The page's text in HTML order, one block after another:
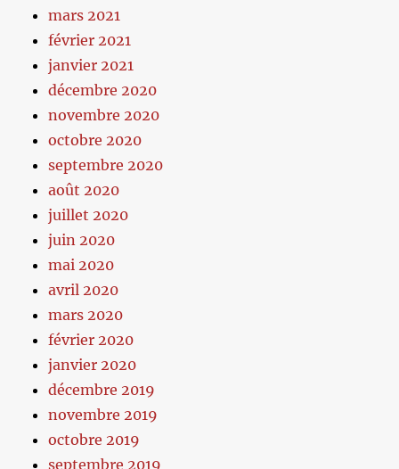
mars 2021
février 2021
janvier 2021
décembre 2020
novembre 2020
octobre 2020
septembre 2020
août 2020
juillet 2020
juin 2020
mai 2020
avril 2020
mars 2020
février 2020
janvier 2020
décembre 2019
novembre 2019
octobre 2019
septembre 2019